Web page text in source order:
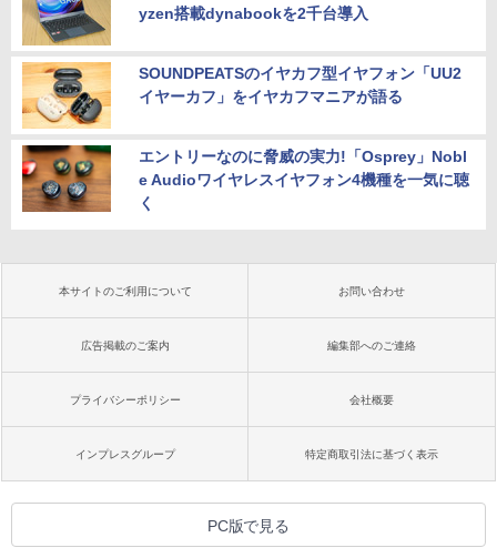
yzen搭載dynabookを2千台導入
SOUNDPEATSのイヤカフ型イヤフォン「UU2
イヤーカフ」をイヤカフマニアが語る
エントリーなのに脅威の実力!「Osprey」Nobl
e Audioワイヤレスイヤフォン4機種を一気に聴
く
本サイトのご利用について お問い合わせ
広告掲載のご案内 編集部へのご連絡
プライバシーポリシー 会社概要
インプレスグループ 特定商取引法に基づく表示
PC版で見る